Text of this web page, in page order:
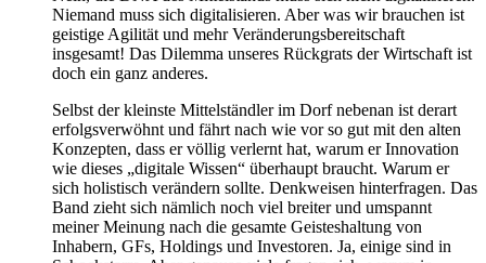
Niemand muss sich digitalisieren. Aber was wir brauchen ist
geistige Agilität und mehr Veränderungsbereitschaft
insgesamt! Das Dilemma unseres Rückgrats der Wirtschaft ist
doch ein ganz anderes.
Selbst der kleinste Mittelständler im Dorf nebenan ist derart
erfolgsverwöhnt und fährt nach wie vor so gut mit den alten
Konzepten, dass er völlig verlernt hat, warum er Innovation
wie dieses „digitale Wissen“ überhaupt braucht. Warum er
sich holistisch verändern sollte. Denkweisen hinterfragen. Das
Band zieht sich nämlich noch viel breiter und umspannt
meiner Meinung nach die gesamte Geisteshaltung von
Inhabern, GFs, Holdings und Investoren. Ja, einige sind in